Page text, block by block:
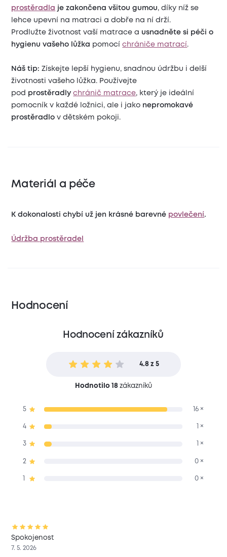
prostěradla je zakončena všitou gumou, díky níž se
lehce upevní na matraci a dobře na ní drží.
Prodlužte životnost vaší matrace a usnadněte si péči o
hygienu vašeho lůžka pomocíchrániče matrací.
Náš tip: Získejte lepší hygienu, snadnou údržbu i delší
životnosti vašeho lůžka. Používejte
pod prostěradly chránič matrace, který je ideální
pomocník v každé ložnici, ale i jako nepromokavé
prostěradlo v dětském pokoji.
Materiál a péče
K dokonalosti chybí už jen krásné barevné povlečení.
Údržba prostěradel
Hodnocení
Hodnocení zákazníků
4.8 z 5
Hodnotilo 18 zákazníků
5 16 ×
4 1 ×
3 1 ×
2 0 ×
0 ×
Spokojenost
7. 5. 2026